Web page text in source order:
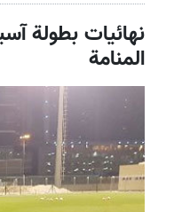
نهائيات بطولة
المنامة